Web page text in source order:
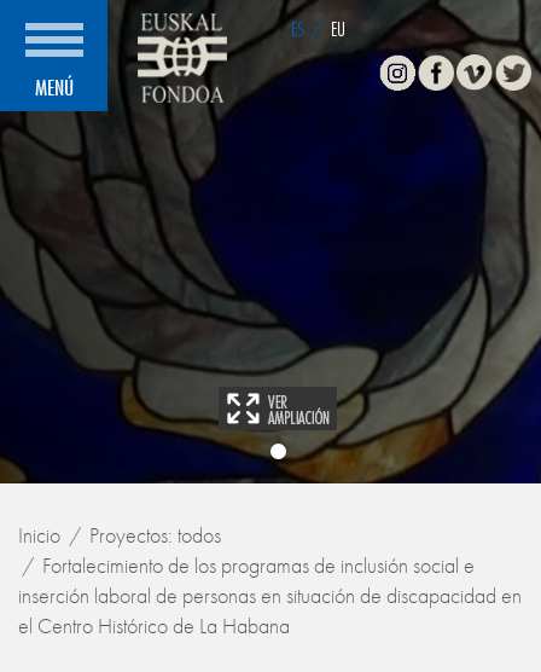
MENÚ
ES / EU
InstagramFacebook
Vimeo
Inicio
Proyectos: todos
Fortalecimiento de los programas de inclusión social e
inserción laboral de personas en situación de discapacidad en
el Centro Histórico de La Habana